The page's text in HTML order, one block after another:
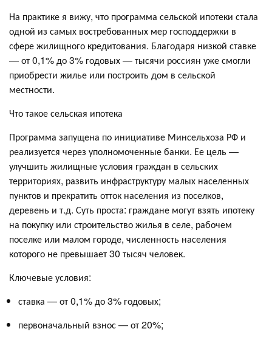
На практике я вижу, что программа сельской ипотеки стала
одной из самых востребованных мер господдержки в
сфере жилищного кредитования. Благодаря низкой ставке
— от 0,1% до 3% годовых — тысячи россиян уже смогли
приобрести жилье или построить дом в сельской
местности.
Что такое сельская ипотека
Программа запущена по инициативе Минсельхоза РФ и
реализуется через уполномоченные банки. Ее цель —
улучшить жилищные условия граждан в сельских
территориях, развить инфраструктуру малых населенных
пунктов и прекратить отток населения из поселков,
деревень и т.д. Суть проста: граждане могут взять ипотеку
на покупку или строительство жилья в селе, рабочем
поселке или малом городе, численность населения
которого не превышает 30 тысяч человек.
Ключевые условия:
ставка — от 0,1% до 3% годовых;
первоначальный взнос — от 20%;